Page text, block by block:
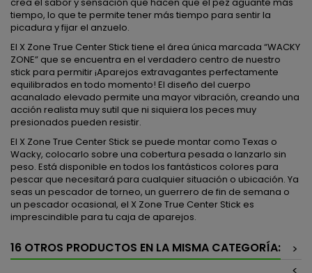
tiempo, lo que te permite tener más tiempo para sentir la
picadura y fijar el anzuelo.
El X Zone True Center Stick tiene el área única marcada “WACKY
ZONE” que se encuentra en el verdadero centro de nuestro
stick para permitir ¡Aparejos extravagantes perfectamente
equilibrados en todo momento! El diseño del cuerpo
acanalado elevado permite una mayor vibración, creando una
acción realista muy sutil que ni siquiera los peces muy
presionados pueden resistir.
El X Zone True Center Stick se puede montar como Texas o
Wacky, colocarlo sobre una cobertura pesada o lanzarlo sin
peso. Está disponible en todos los fantásticos colores para
pescar que necesitará para cualquier situación o ubicación. Ya
seas un pescador de torneo, un guerrero de fin de semana o
un pescador ocasional, el X Zone True Center Stick es
imprescindible para tu caja de aparejos.
16 OTROS PRODUCTOS EN LA MISMA CATEGORÍA:
>